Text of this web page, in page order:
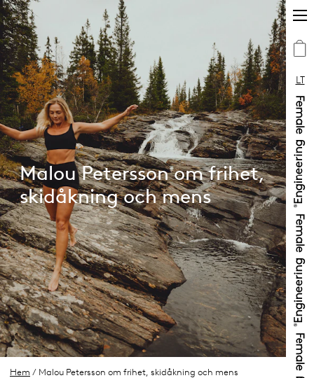
LT
Malou Petersson om frihet,
skidåkning och mens
Hem / Malou Petersson om frihet, skidåkning och mens